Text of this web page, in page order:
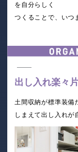
を自分らしく
つくることで、いつ
出し入れ楽々
土間収納が標準装備
しまえて出し入れが